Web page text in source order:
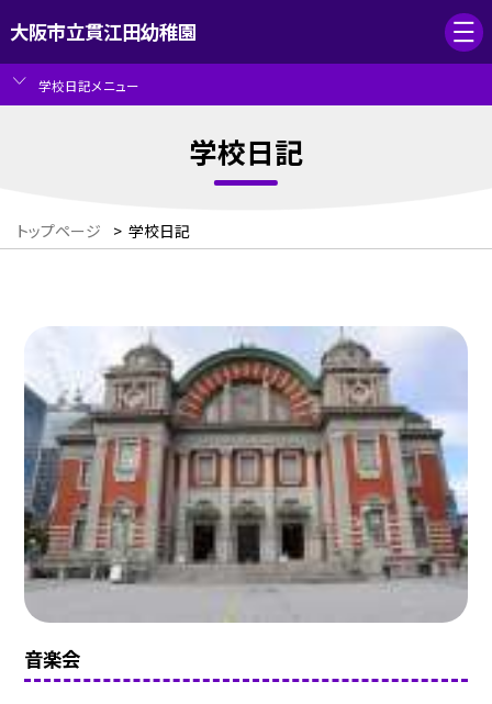
大阪市立貫江田幼稚園
学校日記メニュー
学校日記
トップページ > 学校日記
音楽会